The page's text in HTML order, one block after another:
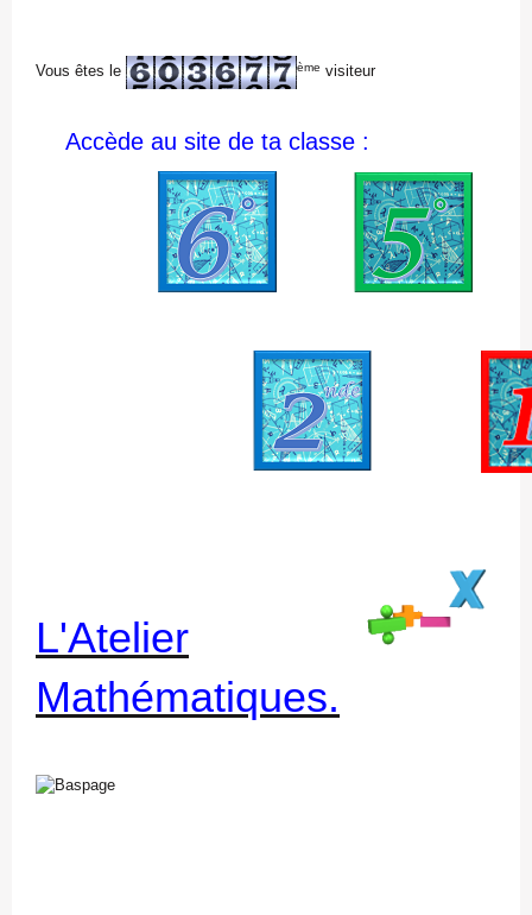
Vous êtes le ème visiteur
Accède au site de ta classe :
L'Atelier
Mathématiques.